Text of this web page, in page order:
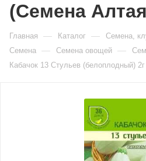
(Семена
Главная — Каталог — Семена,
Семена — Семена овощей —
Кабачок 13 Стульев (белоплодный)